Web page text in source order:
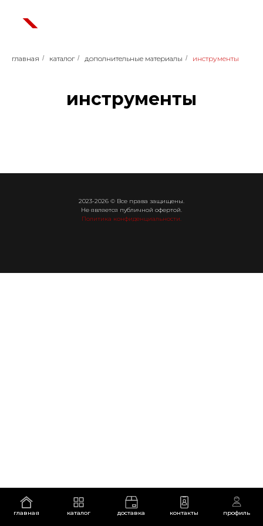
главная каталог доставка контакты профиль
главная / каталог / дополнительные материалы / инструменты
инструменты
2023-2026 © Все права защищены.
Не является публичной офертой.
Политика конфиденциальности.